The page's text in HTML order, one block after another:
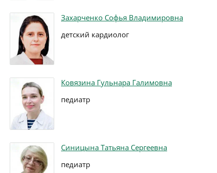
Захарченко Софья Владимировна
детский кардиолог
Ковязина Гульнара Галимовна
педиатр
Синицына Татьяна Сергеевна
педиатр